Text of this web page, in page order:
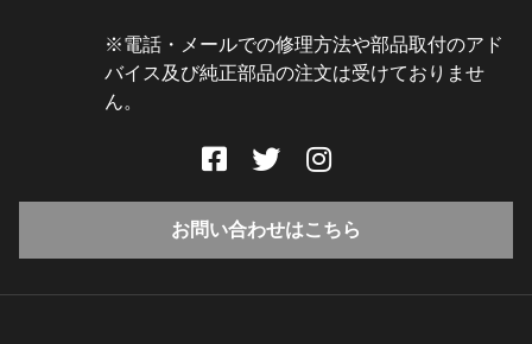
※電話・メールでの修理方法や部品取付のアド
バイス及び純正部品の注文は受けておりませ
ん。
お問い合わせはこちら